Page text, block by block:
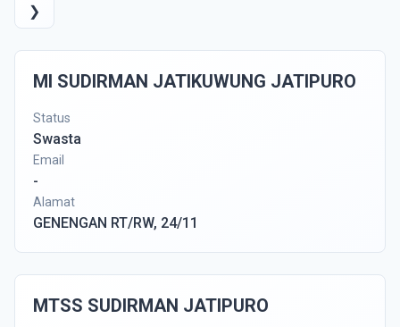
❯
MI SUDIRMAN JATIKUWUNG JATIPURO
Status
Swasta
Email
-
Alamat
GENENGAN RT/RW, 24/11
MTSS SUDIRMAN JATIPURO